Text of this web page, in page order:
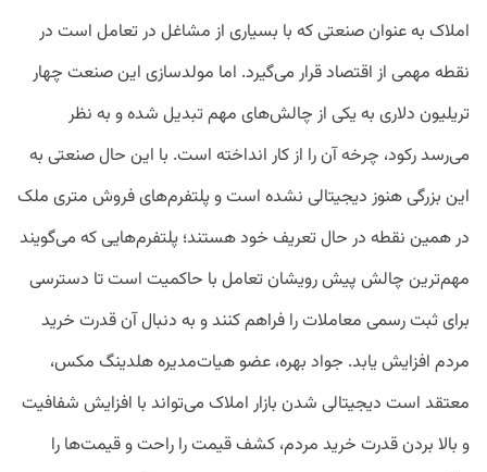
املاک به عنوان صنعتی که با بسیاری از مشاغل در تعامل است در
نقطه مهمی از اقتصاد قرار می‌گیرد. اما مولدسازی این صنعت چهار
تریلیون دلاری به یکی از چالش‌های مهم تبدیل شده و به نظر
می‌رسد رکود، چرخه آن را از کار انداخته است. با این حال صنعتی به
این بزرگی هنوز دیجیتالی نشده است و پلتفرم‌های فروش متری ملک
در همین نقطه در حال تعریف خود هستند؛ پلتفرم‌هایی که می‌گویند
مهم‌ترین چالش پیش رویشان تعامل با حاکمیت است تا دسترسی
برای ثبت رسمی معاملات را فراهم کنند و به دنبال آن قدرت خرید
مردم افزایش یابد. جواد بهره، عضو هیات‌مدیره هلدینگ مکس،
معتقد است دیجیتالی شدن بازار املاک می‌تواند با افزایش شفافیت
و بالا بردن قدرت خرید مردم، کشف قیمت را راحت و قیمت‌ها را